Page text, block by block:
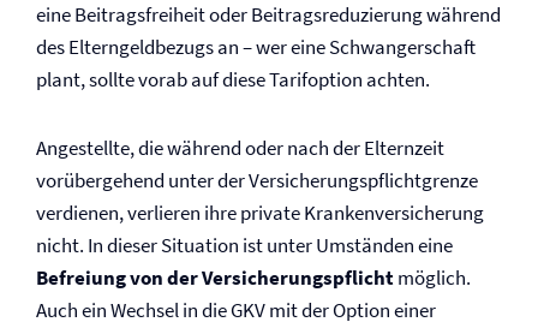
eine Beitragsfreiheit oder Beitragsreduzierung während
des Elterngeldbezugs an – wer eine Schwangerschaft
plant, sollte vorab auf diese Tarifoption achten.
Angestellte, die während oder nach der Elternzeit
vorübergehend unter der Versicherungspflicht­grenze
verdienen, verlieren ihre private Kranken­versicherung
nicht. In dieser Situation ist unter Umständen eine
Befreiung von der Versicherungspflichtmöglich.
Auch ein Wechsel in die GKV mit der Option einer